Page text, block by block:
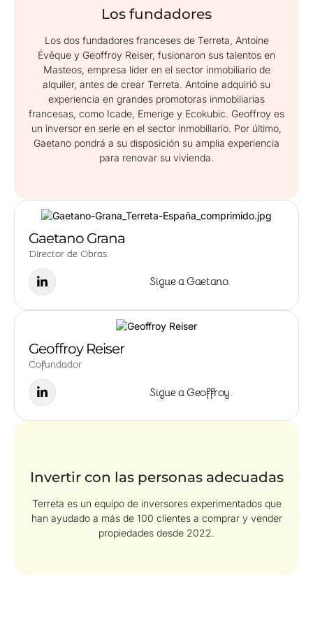
Gaetano Grana
Director de Obras.
Sigue a Gaetano.
Los fundadores
Los dos fundadores franceses de Terreta, Antoine
Évêque y Geoffroy Reiser, fusionaron sus talentos en
Masteos, empresa líder en el sector inmobiliario de
alquiler, antes de crear Terreta. Antoine adquirió su
experiencia en grandes promotoras inmobiliarias
francesas, como Icade, Emerige y Ecokubic. Geoffroy es
un inversor en serie en el sector inmobiliario. Por último,
Gaetano pondrá a su disposición su amplia experiencia
para renovar su vivienda.
Geoffroy Reiser
Cofundador
Sigue a Geoffroy.
Invertir con las personas adecuadas
Terreta es un equipo de inversores experimentados que
han ayudado a más de 100 clientes a comprar y vender
propiedades desde 2022.